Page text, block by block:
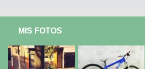
MIS FOTOS